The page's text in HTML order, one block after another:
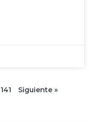
141 Siguiente »